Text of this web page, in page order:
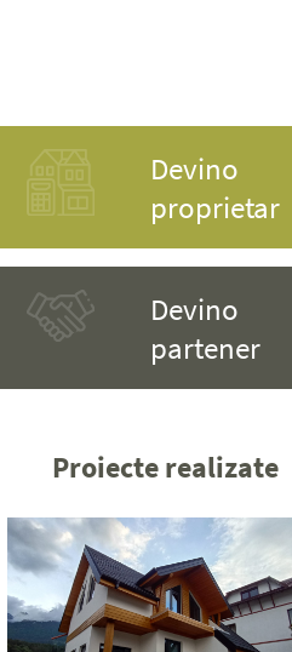
Devino
proprietar
Devino
partener
Proiecte realizate